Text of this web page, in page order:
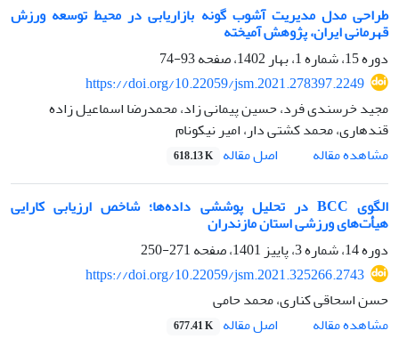
طراحی مدل مدیریت آشوب گونه بازاریابی در محیط توسعه ورزش
قهرمانی ایران، پژوهش آمیخته
دوره 15، شماره 1، بهار 1402، صفحه
93-74
https://doi.org/10.22059/jsm.2021.278397.2249
مجید خرسندی فرد، حسین پیمانی زاد، محمدرضا اسماعیل زاده
قندهاری، محمد کشتی دار، امیر نیکونام
مشاهده مقاله
اصل مقاله 618.13 K
الگوی BCC در تحلیل پوششی داده‌ها؛ شاخص ارزیابی کارایی
هیأت‌های ورزشی استان مازندران
دوره 14، شماره 3، پاییز 1401، صفحه
271-250
https://doi.org/10.22059/jsm.2021.325266.2743
حسن اسحاقی کناری، محمد حامی
مشاهده مقاله
اصل مقاله 677.41 K